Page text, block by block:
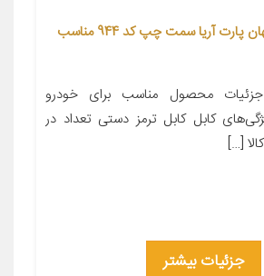
کابل ترمز دستی جهان پارت آریا سمت چپ کد 944 مناسب
محصول مناسب برای خودرو
کابل کابل ترمز دستی تعداد در
جزئیات بیشتر